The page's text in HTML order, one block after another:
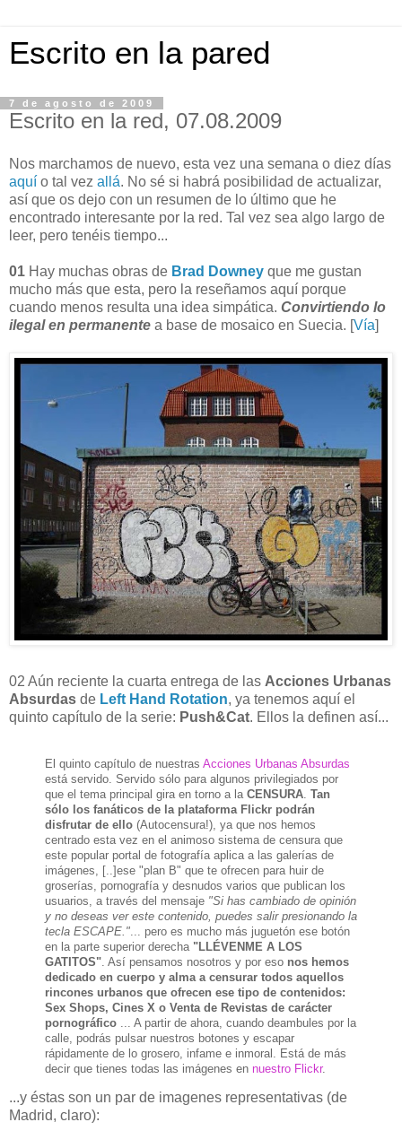
Escrito en la pared
7 de agosto de 2009
Escrito en la red, 07.08.2009
Nos marchamos de nuevo, esta vez una semana o diez días
aquí o tal vez allá. No sé si habrá posibilidad de actualizar,
así que os dejo con un resumen de lo último que he
encontrado interesante por la red. Tal vez sea algo largo de
leer, pero tenéis tiempo...
01 Hay muchas obras de Brad Downey que me gustan
mucho más que esta, pero la reseñamos aquí porque
cuando menos resulta una idea simpática. Convirtiendo lo
ilegal en permanente a base de mosaico en Suecia. [Vía]
02 Aún reciente la cuarta entrega de las Acciones Urbanas
Absurdas de Left Hand Rotation, ya tenemos aquí el
quinto capítulo de la serie: Push&Cat. Ellos la definen así...
El quinto capítulo de nuestras Acciones Urbanas Absurdas
está servido. Servido sólo para algunos privilegiados por
que el tema principal gira en torno a la CENSURA. Tan
sólo los fanáticos de la plataforma Flickr podrán
disfrutar de ello (Autocensura!), ya que nos hemos
centrado esta vez en el animoso sistema de censura que
este popular portal de fotografía aplica a las galerías de
imágenes, [..]ese "plan B" que te ofrecen para huir de
groserías, pornografía y desnudos varios que publican los
usuarios, a través del mensaje "Si has cambiado de opinión
y no deseas ver este contenido, puedes salir presionando la
tecla ESCAPE."... pero es mucho más juguetón ese botón
en la parte superior derecha "LLÉVENME A LOS
GATITOS". Así pensamos nosotros y por eso nos hemos
dedicado en cuerpo y alma a censurar todos aquellos
rincones urbanos que ofrecen ese tipo de contenidos:
Sex Shops, Cines X o Venta de Revistas de carácter
pornográfico ... A partir de ahora, cuando deambules por la
calle, podrás pulsar nuestros botones y escapar
rápidamente de lo grosero, infame e inmoral. Está de más
decir que tienes todas las imágenes en nuestro Flickr.
...y éstas son un par de imagenes representativas (de
Madrid, claro):